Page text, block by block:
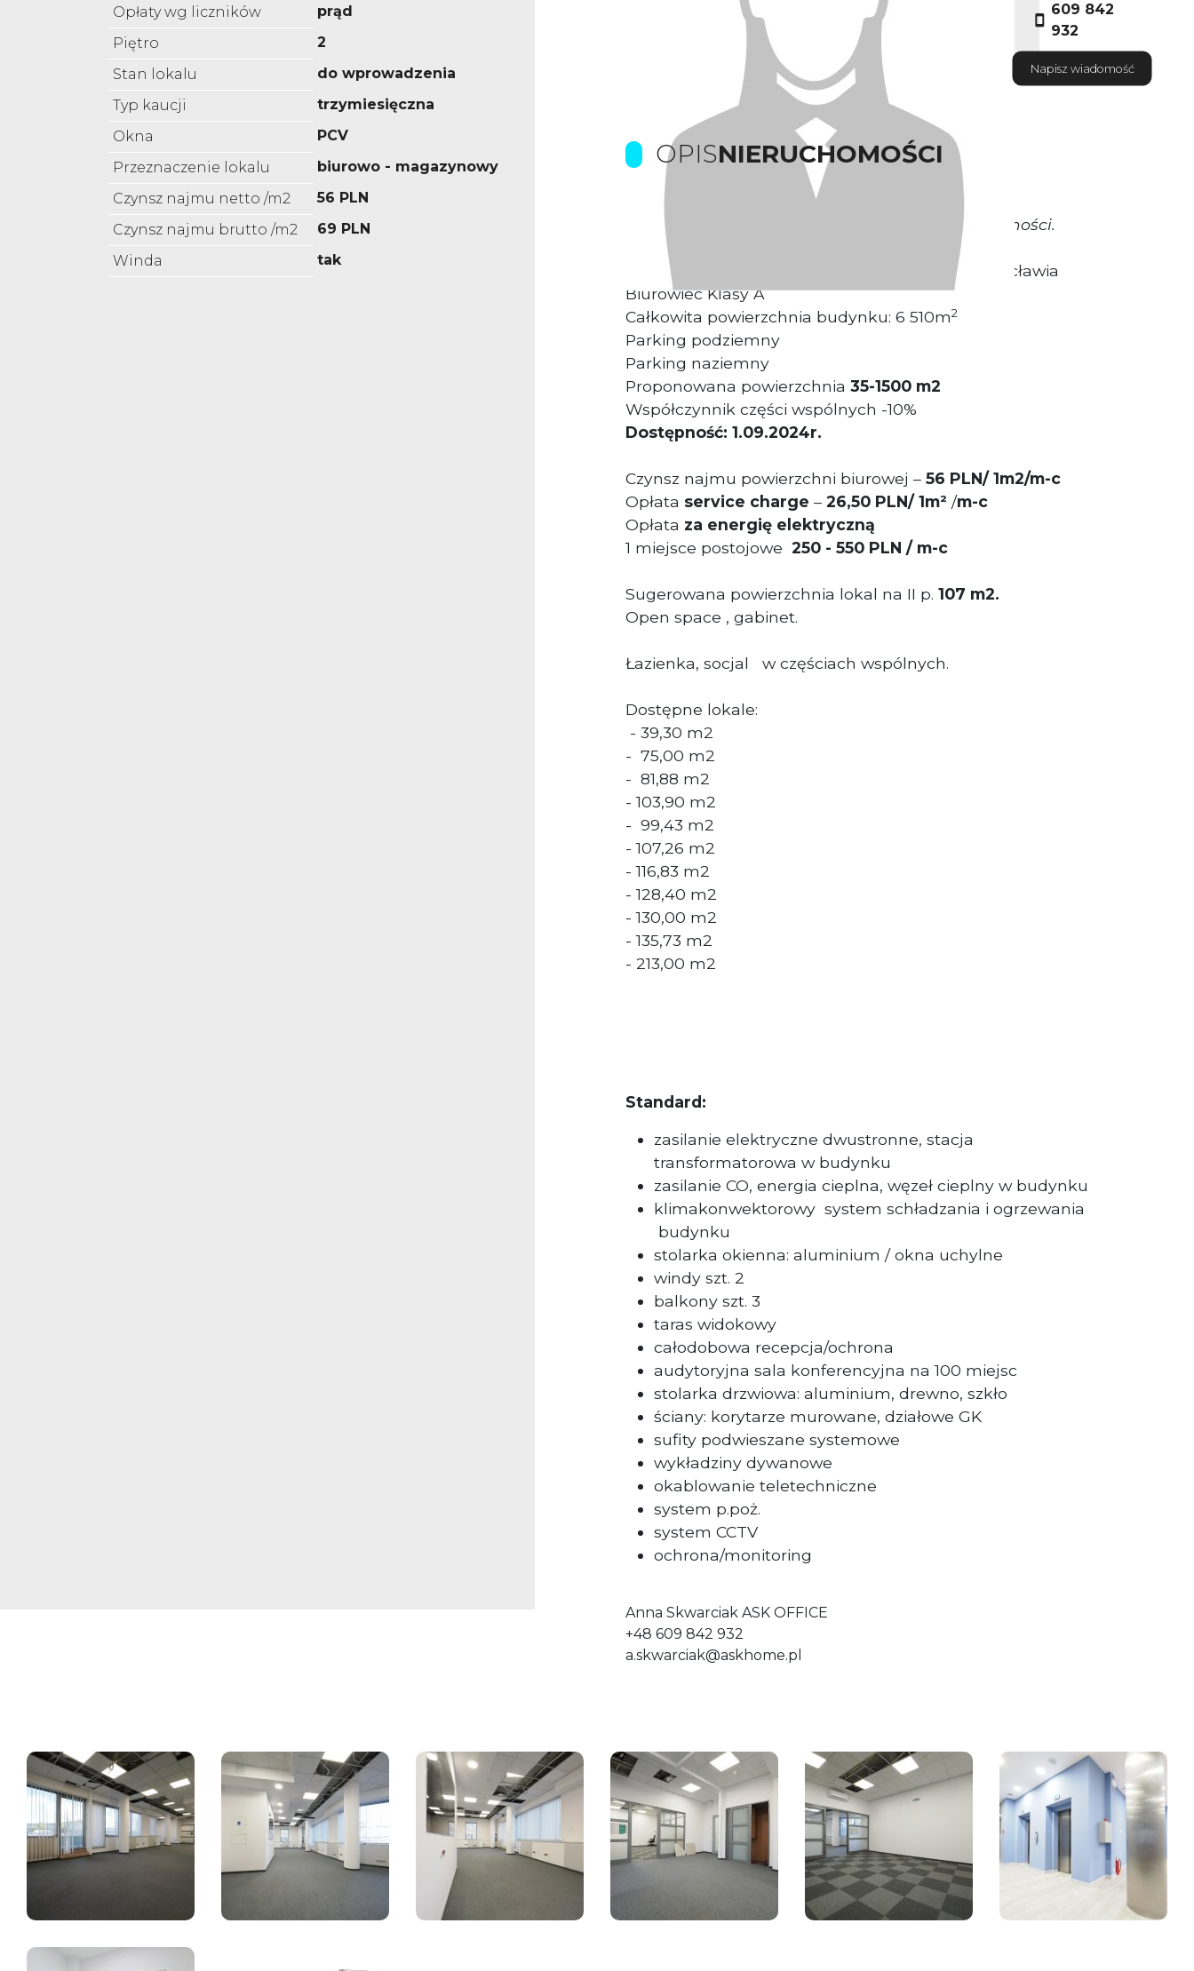
Opłaty wg liczników
prąd
Piętro
2
Stan lokalu
do wprowadzenia
Typ kaucji
trzymiesięczna
Okna
PCV
Przeznaczenie lokalu
biurowo - magazynowy
Czynsz najmu netto /m2
56 PLN
Czynsz najmu brutto /m2
69 PLN
Winda
tak
609 842
932
Napisz wiadomość
OPISNIERUCHOMOŚCI
Prowizje dla biura pokrywa Właściciel nieruchomości.
Kompleks biurowy usytuowany w Centrum Wrocławia
Biurowiec Klasy A
Całkowita powierzchnia budynku: 6 510m2
Parking podziemny
Parking naziemny
Proponowana powierzchnia 35-1500 m2
Współczynnik części wspólnych -10%
Dostępność: 1.09.2024r.
Czynsz najmu powierzchni biurowej – 56 PLN/ 1m2/m-c
Opłata service charge – 26,50 PLN/ 1m² /m-c
Opłata za energię elektryczną
1 miejsce postojowe 250 - 550 PLN / m-c
Sugerowana powierzchnia lokal na II p. 107 m2.
Open space , gabinet.
Łazienka, socjal w częściach wspólnych.
Dostępne lokale:
- 39,30 m2
- 75,00 m2
- 81,88 m2
- 103,90 m2
- 99,43 m2
- 107,26 m2
- 116,83 m2
- 128,40 m2
- 130,00 m2
- 135,73 m2
- 213,00 m2
Standard:
zasilanie elektryczne dwustronne, stacja
transformatorowa w budynku
zasilanie CO, energia cieplna, węzeł cieplny w budynku
klimakonwektorowy system schładzania i ogrzewania
budynku
stolarka okienna: aluminium / okna uchylne
windy szt. 2
balkony szt. 3
taras widokowy
całodobowa recepcja/ochrona
audytoryjna sala konferencyjna na 100 miejsc
stolarka drzwiowa: aluminium, drewno, szkło
ściany: korytarze murowane, działowe GK
sufity podwieszane systemowe
wykładziny dywanowe
okablowanie teletechniczne
system p.poż.
system CCTV
ochrona/monitoring
Anna Skwarciak ASK OFFICE
+48 609 842 932
a.skwarciak@askhome.pl